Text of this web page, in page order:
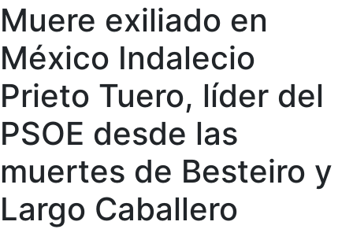
Muere exiliado en
México Indalecio
Prieto Tuero, líder del
PSOE desde las
muertes de Besteiro y
Largo Caballero